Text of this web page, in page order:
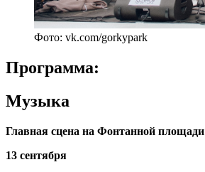
Фото: vk.com/gorkypark
Программа:
Музыка
Главная сцена на Фонтанной площади
13 сентября